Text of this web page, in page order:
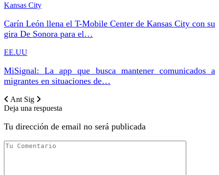
Kansas City
Carín León llena el T-Mobile Center de Kansas City con su
gira De Sonora para el…
EE.UU
MiSignal: La app que busca mantener comunicados a
migrantes en situaciones de…
Ant Sig
Deja una respuesta
Tu dirección de email no será publicada